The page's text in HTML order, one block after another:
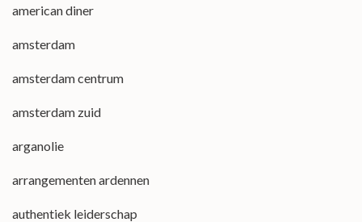
american diner
amsterdam
amsterdam centrum
amsterdam zuid
arganolie
arrangementen ardennen
authentiek leiderschap